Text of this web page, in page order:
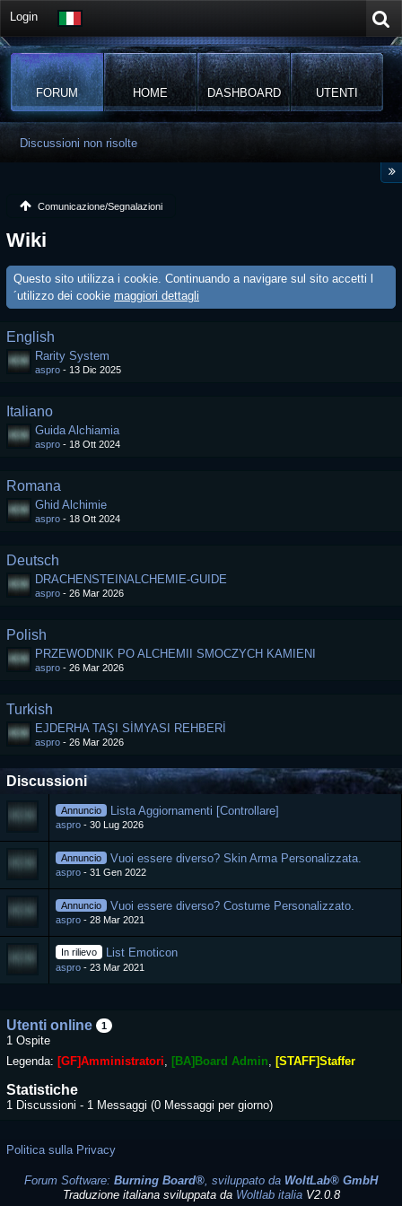
Login
FORUM HOME DASHBOARD UTENTI
Discussioni non risolte
Comunicazione/Segnalazioni
Wiki
Questo sito utilizza i cookie. Continuando a navigare sul sito accetti l
´utilizzo dei cookie maggiori dettagli
English
Rarity System
aspro - 13 Dic 2025
Italiano
Guida Alchiamia
aspro - 18 Ott 2024
Romana
Ghid Alchimie
aspro - 18 Ott 2024
Deutsch
DRACHENSTEINALCHEMIE-GUIDE
aspro - 26 Mar 2026
Polish
PRZEWODNIK PO ALCHEMII SMOCZYCH KAMIENI
aspro - 26 Mar 2026
Turkish
EJDERHA TAŞI SİMYASI REHBERİ
aspro - 26 Mar 2026
Discussioni
Annuncio Lista Aggiornamenti [Controllare]
aspro 30 Lug 2026
Annuncio Vuoi essere diverso? Skin Arma Personalizzata.
aspro 31 Gen 2022
Annuncio Vuoi essere diverso? Costume Personalizzato.
aspro 28 Mar 2021
In rilievo List Emoticon
aspro 23 Mar 2021
Utenti online 1
1 Ospite
Legenda: [GF]Amministratori [BA]Board Admin [STAFF]Staffer
Statistiche
1 Discussioni - 1 Messaggi (0 Messaggi per giorno)
Politica sulla Privacy
Forum Software: Burning Board®, sviluppato da WoltLab® GmbH
Traduzione italiana sviluppata da Woltlab italiaV2.0.8